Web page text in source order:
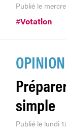
Publié le
#Votation
OPINION
simple
Publié le lundi